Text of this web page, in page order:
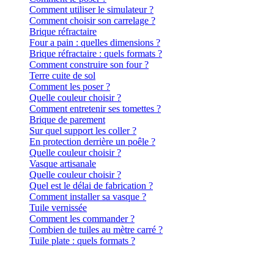
Comment utiliser le simulateur ?
Comment choisir son carrelage ?
Brique réfractaire
Four a pain : quelles dimensions ?
Brique réfractaire : quels formats ?
Comment construire son four ?
Terre cuite de sol
Comment les poser ?
Quelle couleur choisir ?
Comment entretenir ses tomettes ?
Brique de parement
Sur quel support les coller ?
En protection derrière un poêle ?
Quelle couleur choisir ?
Vasque artisanale
Quelle couleur choisir ?
Quel est le délai de fabrication ?
Comment installer sa vasque ?
Tuile vernissée
Comment les commander ?
Combien de tuiles au mètre carré ?
Tuile plate : quels formats ?